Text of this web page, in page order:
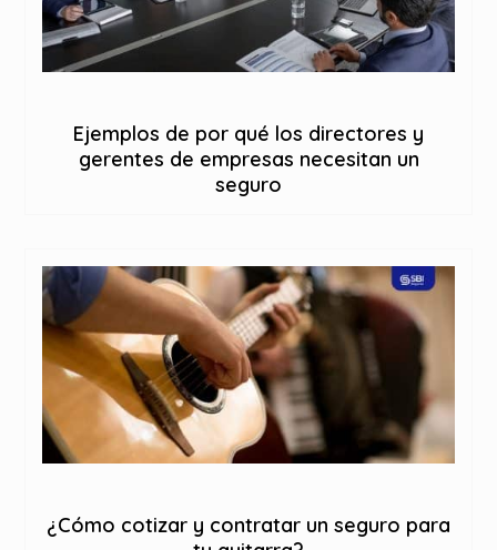
Ejemplos de por qué los directores y
gerentes de empresas necesitan un
seguro
¿Cómo cotizar y contratar un seguro para